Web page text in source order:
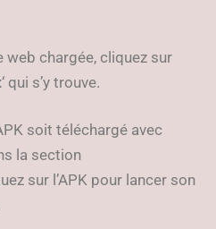
web chargée, cliquez sur
‘ qui s’y trouve.
soit téléchargé avec
la section
sur l’APK pour lancer son